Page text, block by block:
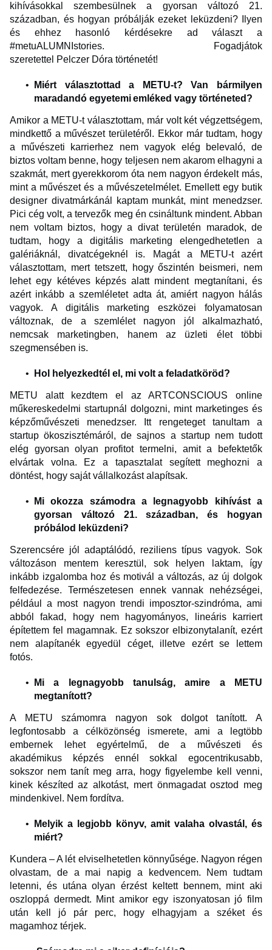
kihívásokkal szembesülnek a gyorsan változó 21.
században, és hogyan próbálják ezeket leküzdeni? Ilyen
és ehhez hasonló kérdésekre ad választ a
#metuALUMNIstories. Fogadjátok
szeretettel Pelczer Dóra történetét!
Miért választottad a METU-t? Van bármilyen
maradandó egyetemi emléked vagy történeted?
Amikor a METU-t választottam, már volt két végzettségem,
mindkettő a művészet területéről. Ekkor már tudtam, hogy
a művészeti karrierhez nem vagyok elég belevaló, de
biztos voltam benne, hogy teljesen nem akarom elhagyni a
szakmát, mert gyerekkorom óta nem nagyon érdekelt más,
mint a művészet és a művészetelmélet. Emellett egy butik
designer divatmárkánál kaptam munkát, mint menedzser.
Pici cég volt, a tervezők meg én csináltunk mindent. Abban
nem voltam biztos, hogy a divat területén maradok, de
tudtam, hogy a digitális marketing elengedhetetlen a
galériáknál, divatcégeknél is. Magát a METU-t azért
választottam, mert tetszett, hogy őszintén beismeri, nem
lehet egy kétéves képzés alatt mindent megtanítani, és
azért inkább a szemléletet adta át, amiért nagyon hálás
vagyok. A digitális marketing eszközei folyamatosan
változnak, de a szemlélet nagyon jól alkalmazható,
nemcsak marketingben, hanem az üzleti élet többi
szegmensében is.
Hol helyezkedtél el, mi volt a feladatköröd?
METU alatt kezdtem el az ARTCONSCIOUS online
műkereskedelmi startupnál dolgozni, mint marketinges és
képzőművészeti menedzser. Itt rengeteget tanultam a
startup ökoszisztémáról, de sajnos a startup nem tudott
elég gyorsan olyan profitot termelni, amit a befektetők
elvártak volna. Ez a tapasztalat segített meghozni a
döntést, hogy saját vállalkozást alapítsak.
Mi okozza számodra a legnagyobb kihívást a
gyorsan változó 21. században, és hogyan
próbálod leküzdeni?
Szerencsére jól adaptálódó, reziliens típus vagyok. Sok
változáson mentem keresztül, sok helyen laktam, így
inkább izgalomba hoz és motivál a változás, az új dolgok
felfedezése. Természetesen ennek vannak nehézségei,
például a most nagyon trendi imposztor-szindróma, ami
abból fakad, hogy nem hagyományos, lineáris karriert
építettem fel magamnak. Ez sokszor elbizonytalanít, ezért
nem alapítanék egyedül céget, illetve ezért se lettem
fotós.
Mi a legnagyobb tanulság, amire a METU
megtanított?
A METU számomra nagyon sok dolgot tanított. A
legfontosabb a célközönség ismerete, ami a legtöbb
embernek lehet egyértelmű, de a művészeti és
akadémikus képzés ennél sokkal egocentrikusabb,
sokszor nem tanít meg arra, hogy figyelembe kell venni,
kinek készíted az alkotást, mert önmagadat osztod meg
mindenkivel. Nem fordítva.
Melyik a legjobb könyv, amit valaha olvastál, és
miért?
Kundera – A lét elviselhetetlen könnyűsége. Nagyon régen
olvastam, de a mai napig a kedvencem. Nem tudtam
letenni, és utána olyan érzést keltett bennem, mint aki
oszloppá dermedt. Mint amikor egy iszonyatosan jó film
után kell jó pár perc, hogy elhagyjam a széket és
magamhoz térjek.